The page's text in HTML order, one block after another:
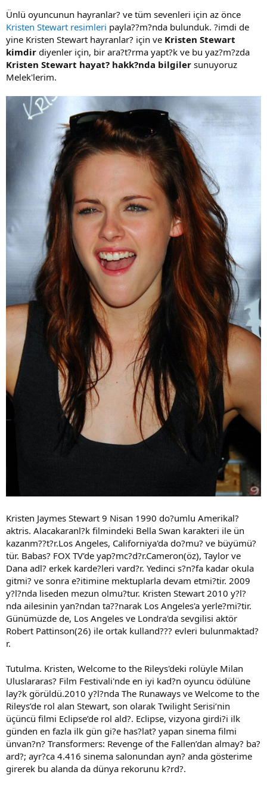
Ünlü oyuncunun hayranlar? ve tüm sevenleri için az önce
Kristen Stewart resimleri payla??m?nda bulunduk. ?imdi de
yine Kristen Stewart hayranlar? için ve Kristen Stewart
kimdir diyenler için, bir ara?t?rma yapt?k ve bu yaz?m?zda
Kristen Stewart hayat? hakk?nda bilgiler sunuyoruz
Melek'lerim.
Kristen Jaymes Stewart 9 Nisan 1990 do?umlu Amerikal?
aktris. Alacakaranl?k filmindeki Bella Swan karakteri ile ün
kazanm??t?r.Los Angeles, Californiya'da do?mu? ve büyümü?
tür. Babas? FOX TV'de yap?mc?d?r.Cameron(öz), Taylor ve
Dana adl? erkek karde?leri vard?r. Yedinci s?n?fa kadar okula
gitmi? ve sonra e?itimine mektuplarla devam etmi?tir. 2009
y?l?nda liseden mezun olmu?tur. Kristen Stewart 2010 y?l?
nda ailesinin yan?ndan ta??narak Los Angeles'a yerle?mi?tir.
Günümüzde de, Los Angeles ve Londra'da sevgilisi aktör
Robert Pattinson(26) ile ortak kulland??? evleri bulunmaktad?
r.
Tutulma. Kristen, Welcome to the Rileys'deki rolüyle Milan
Uluslararas? Film Festivali'nde en iyi kad?n oyuncu ödülüne
lay?k görüldü.2010 y?l?nda The Runaways ve Welcome to the
Rileys’de rol alan Stewart, son olarak Twilight Serisi’nin
üçüncü filmi Eclipse’de rol ald?. Eclipse, vizyona girdi?i ilk
günden en fazla ilk gün gi?e has?lat? yapan sinema filmi
ünvan?n? Transformers: Revenge of the Fallen’dan almay? ba?
ard?; ayr?ca 4.416 sinema salonundan ayn? anda gösterime
girerek bu alanda da dünya rekorunu k?rd?.